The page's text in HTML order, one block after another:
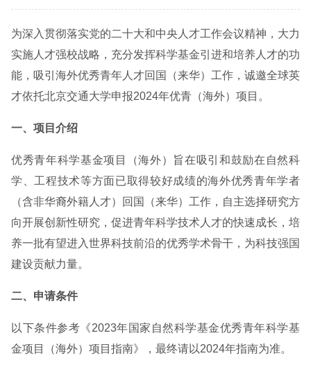
为深入贯彻落实党的二十大和中央人才工作会议精神，大力
实施人才强校战略，充分发挥科学基金引进和培养人才的功
能，吸引海外优秀青年人才回国（来华）工作，诚邀全球英
才依托北京交通大学申报2024年优青（海外）项目。
一、项目介绍
优秀青年科学基金项目（海外）旨在吸引和鼓励在自然科
学、工程技术等方面已取得较好成绩的海外优秀青年学者
（含非华裔外籍人才）回国（来华）工作，自主选择研究方
向开展创新性研究，促进青年科学技术人才的快速成长，培
养一批有望进入世界科技前沿的优秀学术骨干，为科技强国
建设贡献力量。
二、申请条件
以下条件参考《2023年国家自然科学基金优秀青年科学基
金项目（海外）项目指南》，最终请以2024年指南为准。